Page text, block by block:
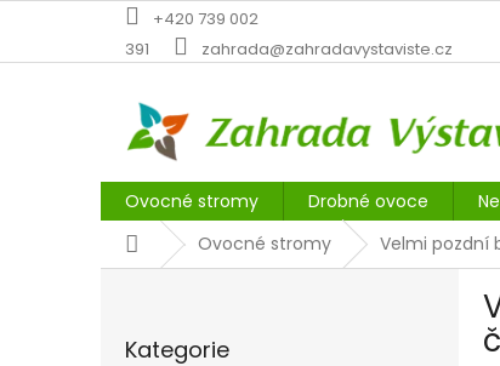
obsah
+420 739 002
391
zahrada@zahradavystaviste.cz
Ovocné stromy Drobné ovoce
DomůOvocné stromy Velmi pozdní
kategorie
Kategorie